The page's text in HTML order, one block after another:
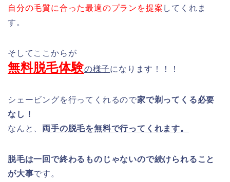
自分の毛質に合った最適のプランを提案 してくれま
す。
そしてここからが
無料脱毛体験の様子になります！！！
シェービングを行ってくれるので家で剃ってくる必要
なし！
なんと、 両手の脱毛を無料で行ってくれます。
脱毛は一回で終わるものじゃないので続けられること
が大事です。